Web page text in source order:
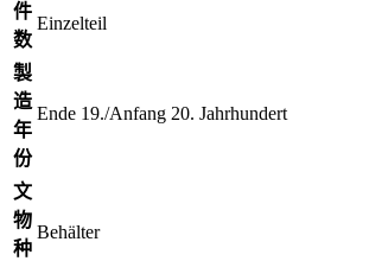
件
数
Einzelteil
製
造
年
份
Ende 19./Anfang 20. Jahrhundert
文
物
种
Behälter